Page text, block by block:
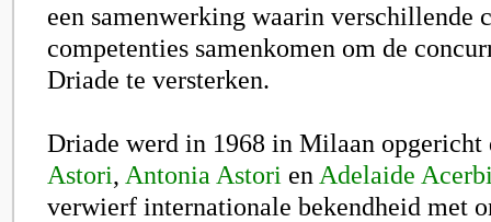
een samenwerking waarin verschillende
competenties samenkomen om de
Driade te versterken.
Driade werd in 1968 in Milaan
Astori, Antonia Astori en Adelaide
verwierf internationale bekendheid met